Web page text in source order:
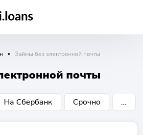
Займы без электронной почты
почты
На Сбербанк Срочно ...